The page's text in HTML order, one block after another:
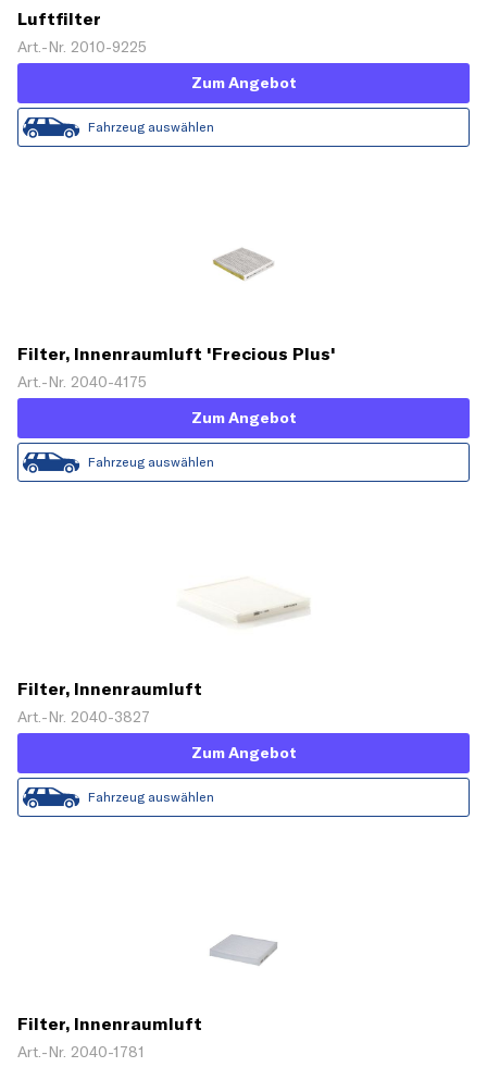
Luftfilter
Art.-Nr. 2010-9225
Zum Angebot
Fahrzeug auswählen
Filter, Innenraumluft 'Frecious Plus'
Art.-Nr. 2040-4175
Zum Angebot
Fahrzeug auswählen
Filter, Innenraumluft
Art.-Nr. 2040-3827
Zum Angebot
Fahrzeug auswählen
Filter, Innenraumluft
Art.-Nr. 2040-1781